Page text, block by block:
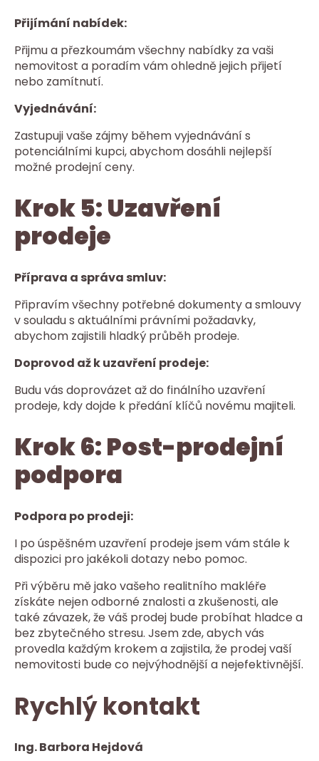
Přijímání nabídek:
Přijmu a přezkoumám všechny nabídky za vaši
nemovitost a poradím vám ohledně jejich přijetí
nebo zamítnutí.
Vyjednávání:
Zastupuji vaše zájmy během vyjednávání s
potenciálními kupci, abychom dosáhli nejlepší
možné prodejní ceny.
Krok 5: Uzavření
prodeje
Příprava a správa smluv:
Připravím všechny potřebné dokumenty a smlouvy
v souladu s aktuálními právními požadavky,
abychom zajistili hladký průběh prodeje.
Doprovod až k uzavření prodeje:
Budu vás doprovázet až do finálního uzavření
prodeje, kdy dojde k předání klíčů novému majiteli.
Krok 6: Post-prodejní
podpora
Podpora po prodeji:
I po úspěšném uzavření prodeje jsem vám stále k
dispozici pro jakékoli dotazy nebo pomoc.
Při výběru mě jako vašeho realitního makléře
získáte nejen odborné znalosti a zkušenosti, ale
také závazek, že váš prodej bude probíhat hladce a
bez zbytečného stresu. Jsem zde, abych vás
provedla každým krokem a zajistila, že prodej vaší
nemovitosti bude co nejvýhodnější a nejefektivnější.
Rychlý kontakt
Ing. Barbora Hejdová